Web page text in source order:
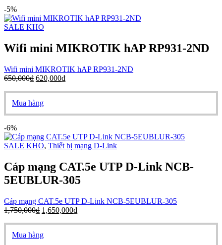
-5%
SALE KHO
Wifi mini MIKROTIK hAP RP931-2ND
Wifi mini MIKROTIK hAP RP931-2ND
650,000₫ 620,000₫
Mua hàng
-6%
SALE KHO, Thiết bị mạng D-Link
Cáp mạng CAT.5e UTP D-Link NCB-
5EUBLUR-305
Cáp mạng CAT.5e UTP D-Link NCB-5EUBLUR-305
1,750,000₫ 1,650,000₫
Mua hàng